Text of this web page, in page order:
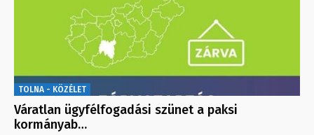
TOLNA - KÖZÉLET
Váratlan ügyfélfogadási szünet a paksi
kormányab…